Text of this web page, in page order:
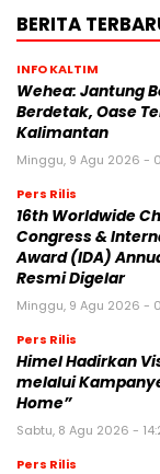
BERITA
INFO KALTIM
Wehea: Jantung
Berdetak, Oase
Kalimantan
Minggu, 9 Agu 2026 -
Pers Rilis
16th Worldwide
Congress &
Award (IDA)
Resmi Digelar
Minggu, 9 Agu 2026 -
Pers Rilis
Himel Hadirkan
melalui
Home”
Sabtu, 8 Agu 2026 -
Pers Rilis